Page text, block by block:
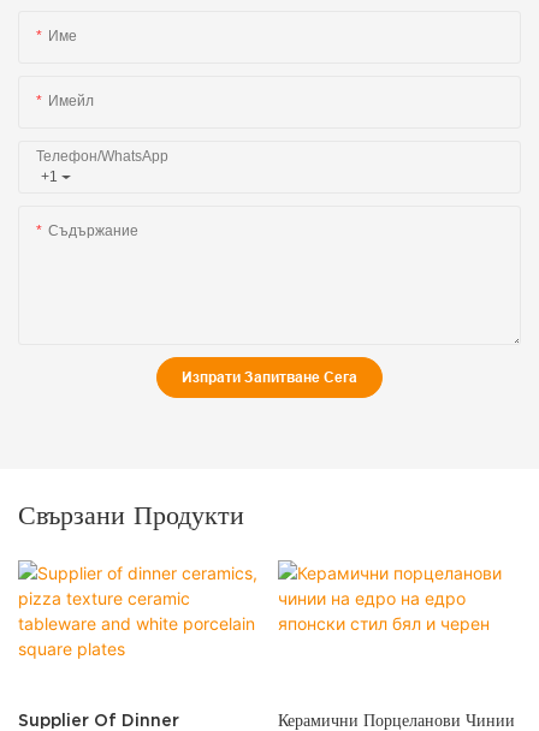
Име
Имейл
+1
Телефон/WhatsApp
Съдържание
Изпрати Запитване Сега
Свързани Продукти
Supplier Of Dinner Керамични Порцеланови Чинии